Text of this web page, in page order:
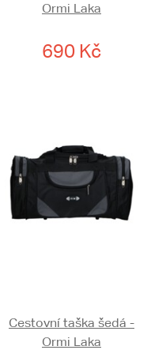
Ormi Laka
690 Kč
Cestovní taška šedá -
Ormi Laka